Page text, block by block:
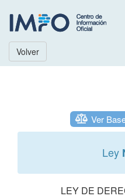
Volver
Ver
Ley
LEY DE